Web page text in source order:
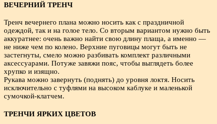
ВЕЧЕРНИЙ ТРЕНЧ
Тренч вечернего плана можно носить как с праздничной
одеждой, так и на голое тело. Со вторым вариантом нужно быть
аккуратнее: очень важно найти свою длину плаща, а именно —
не ниже чем по колено. Верхние пуговицы могут быть не
застегнуты, смело можно разбивать комплект различными
аксессуарами. Потуже завяжи пояс, чтобы выглядеть более
хрупко и изящно.
Рукава можно завернуть (поднять) до уровня локтя. Носить
исключительно с туфлями на высоком каблуке и маленькой
сумочкой-клатчем.
ТРЕНЧИ ЯРКИХ ЦВЕТОВ